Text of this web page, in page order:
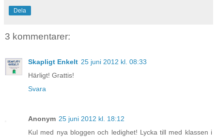
Dela
3 kommentarer:
Skapligt Enkelt 25 juni 2012 kl. 08:33
Härligt! Grattis!
Svara
Anonym 25 juni 2012 kl. 18:12
Kul med nya bloggen och ledighet! Lycka till med klassen i